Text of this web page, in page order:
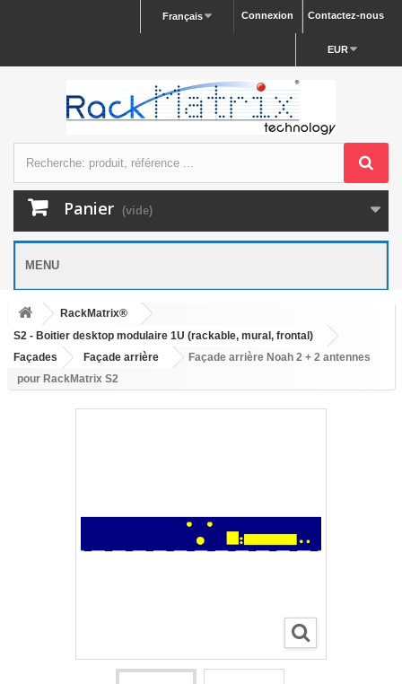
Contactez-nous
Connexion
Français
EUR
Panier (vide)
MENU
RackMatrix®
S2 - Boitier desktop modulaire 1U (rackable, mural, frontal)
Façades
Façade arrière
Façade arrière Noah 2 + 2 antennes
pour RackMatrix S2